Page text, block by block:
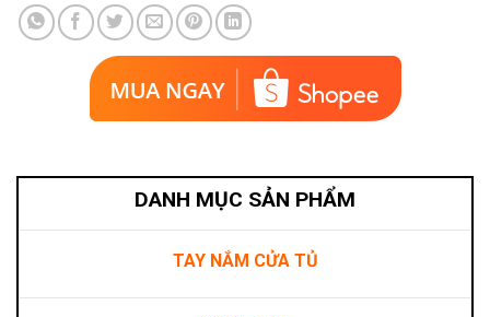
DANH MỤC SẢN PHẨM
TAY NẮM CỬA TỦ